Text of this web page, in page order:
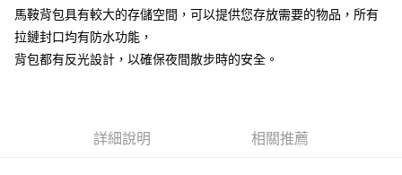
離島宅配
每筆NT$100，滿NT$899(含以上)免運費
馬鞍背包具有較大的存儲空間，可以提供您存放需要的物品，所有
拉鏈封口均有防水功能，
背包都有反光設計，以確保夜間散步時的安全。
詳細說明 相關推薦